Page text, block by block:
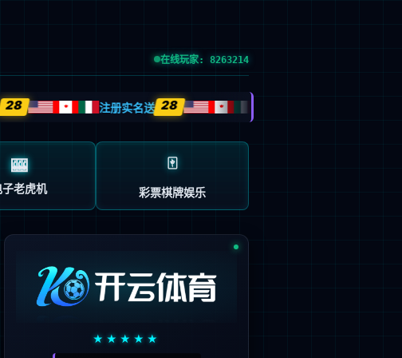
码：603666